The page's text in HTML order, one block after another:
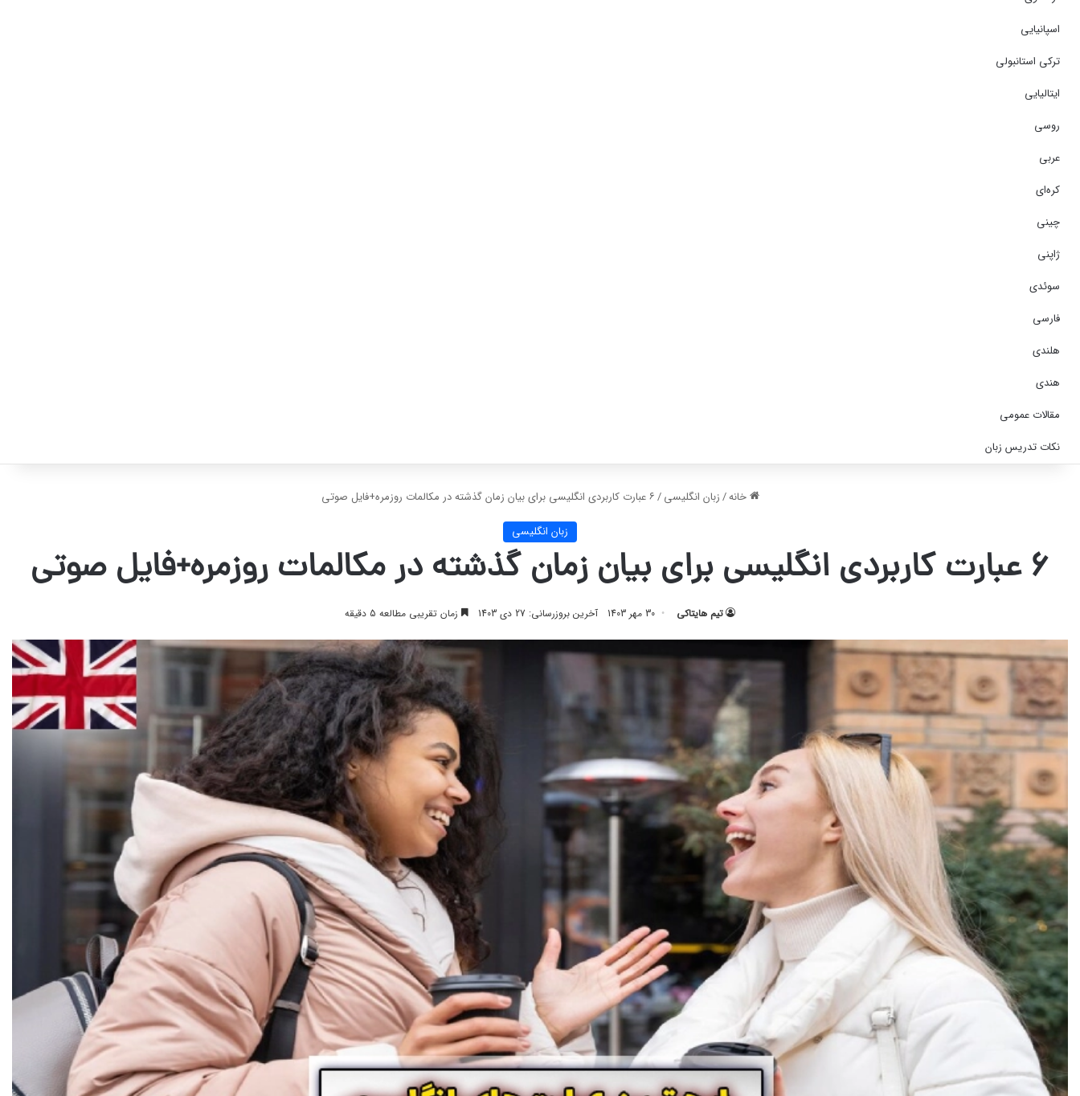
اسپانیایی
ترکی استانبولی
ایتالیایی
روسی
عربی
کره‌ای
چینی
ژاپنی
سوئدی
فارسی
هلندی
هندی
مقالات عمومی
نکات تدریس زبان
خانه/زبان انگلیسی /۶ عبارت کاربردی انگلیسی برای بیان زمان گذشته در مکالمات روزمره+فایل صوتی
زبان انگلیسی
۶ عبارت کاربردی انگلیسی برای بیان زمان گذشته در مکالمات روزمره+فایل صوتی
تیم هایتاکی 30 مهر 1403 آخرین بروزرسانی: 27 دی 1403 زمان تقریبی مطالعه 5 دقیقه